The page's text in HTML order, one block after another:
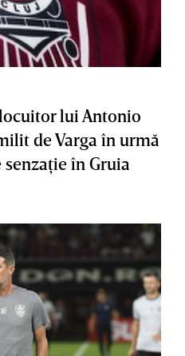
lui Antonio
de Varga în urmă
în Gruia